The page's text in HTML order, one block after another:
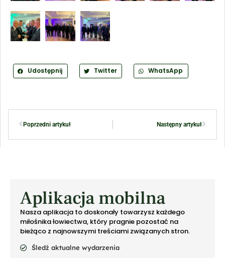
Udostępnij Twitter WhatsApp
Poprzedni artykuł Następny artykuł
Aplikacja mobilna
Nasza aplikacja to doskonały towarzysz każdego
miłośnika łowiectwa, który pragnie pozostać na
bieżąco z najnowszymi treściami związanych stron.
Śledź aktualne wydarzenia